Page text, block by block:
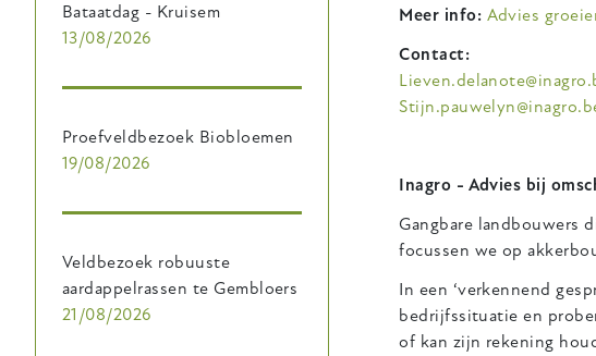
Meer info: Advies
Contact:
Inagro - Advies bij
Gangbare landbouwers
focussen we op
In een ‘verkennend
bedrijfssituatie en
of kan zijn rekening
Bataatdag - Kruisem
13/08/2026
Proefveldbezoek Biobloemen
19/08/2026
Veldbezoek robuuste
aardappelrassen te Gembloers
21/08/2026